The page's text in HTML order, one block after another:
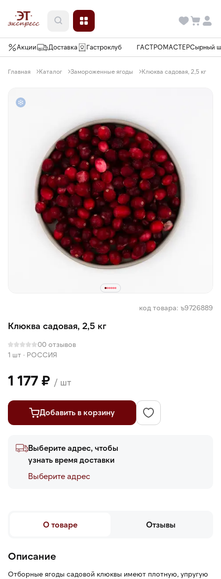
Акции Доставка Гастроклуб ГАСТРОМАСТЕРСырный
Главная Каталог Замороженные ягоды Клюква садовая, 2,5 кг
код товара: ъ9726889
Клюква садовая, 2,5 кг
00 отзывов
1 шт · РОССИЯ
1 177 ₽ / шт
Добавить в корзину
Выберите адрес, чтобы
узнать время доставки
Выберите адреc
О товаре Отзывы
Описание
Отборные ягоды садовой клюквы имеют плотную, упругую